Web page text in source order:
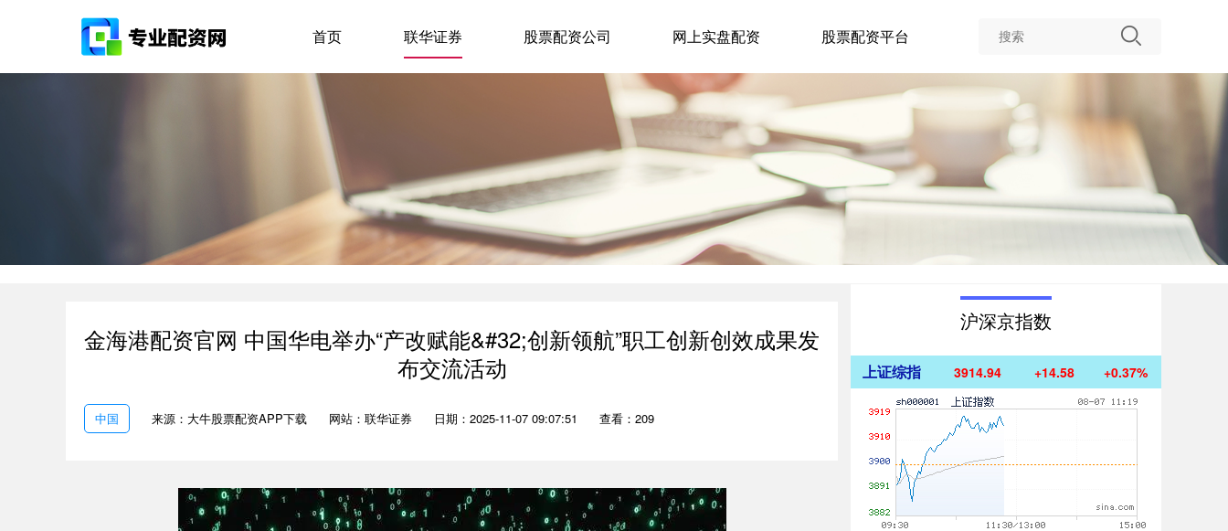
首页 联华证券 股票配资公司 网上实盘配资 股票配资平台
金海港配资官网 中国华电举办“产改赋能&#32;创新领航”职工创新创效成果发
布交流活动
中国 来源：大牛股票配资APP下载 网站：联华证券 日期：2025-11-07 09:07:51 查看：209
沪深京指数
上证综指 3914.94 +14.58 +0.37%